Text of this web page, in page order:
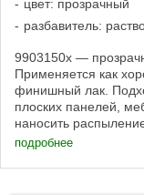
цвет: прозрачный
разбавитель:
9903150x —
Применяется как
финишный лак.
плоских панелей,
наносить
подробнее